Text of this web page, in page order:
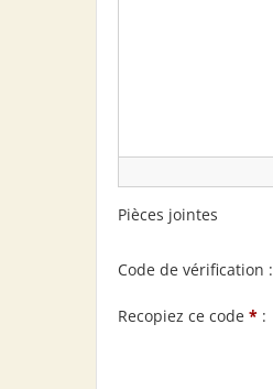
Pièces jointes
Code de vérification :
Recopiez ce code * :